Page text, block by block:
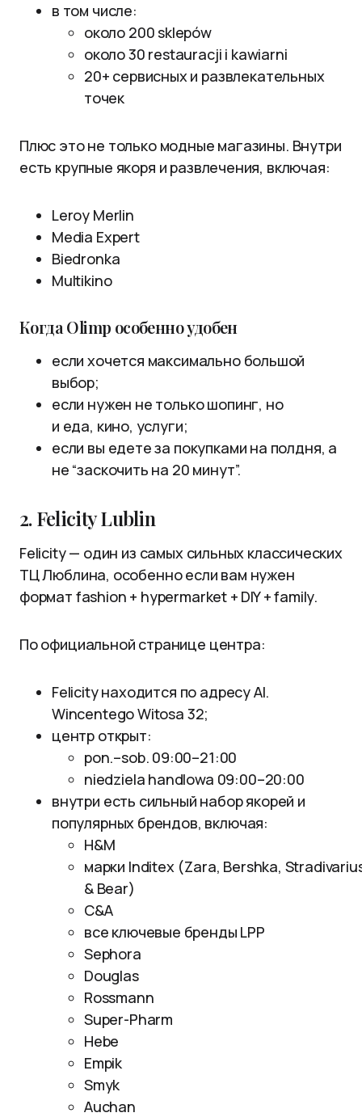
в том числе:
около 200 sklepów
около 30 restauracji i kawiarni
20+ сервисных и развлекательных
точек
Плюс это не только модные магазины. Внутри
есть крупные якоря и развлечения, включая:
Leroy Merlin
Media Expert
Biedronka
Multikino
Когда Olimp особенно удобен
если хочется максимально большой
выбор;
если нужен не только шопинг, но
и еда, кино, услуги;
если вы едете за покупками на полдня, а
не “заскочить на 20 минут”.
2. Felicity Lublin
Felicity — один из самых сильных классических
ТЦ Люблина, особенно если вам нужен
формат fashion + hypermarket + DIY + family.
По официальной странице центра:
Felicity находится по адресу Al.
Wincentego Witosa 32;
центр открыт:
pon.–sob. 09:00–21:00
niedziela handlowa 09:00–20:00
внутри есть сильный набор якорей и
популярных брендов, включая:
H&M
марки Inditex (Zara, Bershka,
& Bear)
C&A
все ключевые бренды LPP
Sephora
Douglas
Rossmann
Super-Pharm
Hebe
Empik
Smyk
Auchan